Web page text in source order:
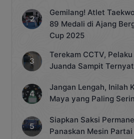
Gemilang! Atlet
89 Medali di Ajang
Cup 2025
Terekam CCTV,
Juanda Sampit
Jangan Lengah, Inilah
Maya yang Paling
Siapkan Saksi
Panaskan Mesin